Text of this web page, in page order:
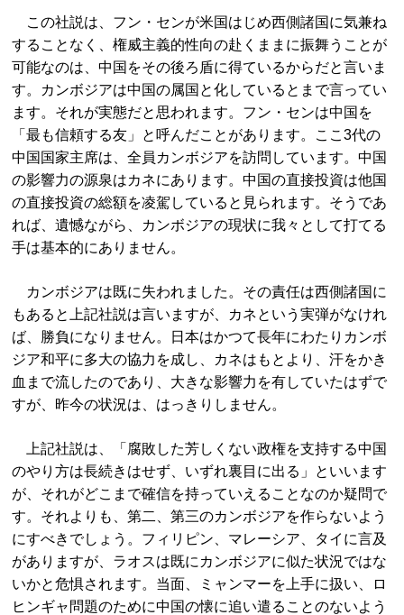
この社説は、フン・センが米国はじめ西側諸国に気兼ね
することなく、権威主義的性向の赴くままに振舞うことが
可能なのは、中国をその後ろ盾に得ているからだと言いま
す。カンボジアは中国の属国と化しているとまで言ってい
ます。それが実態だと思われます。フン・センは中国を
「最も信頼する友」と呼んだことがあります。ここ3代の
中国国家主席は、全員カンボジアを訪問しています。中国
の影響力の源泉はカネにあります。中国の直接投資は他国
の直接投資の総額を凌駕していると見られます。そうであ
れば、遺憾ながら、カンボジアの現状に我々として打てる
手は基本的にありません。
カンボジアは既に失われました。その責任は西側諸国に
もあると上記社説は言いますが、カネという実弾がなけれ
ば、勝負になりません。日本はかつて長年にわたりカンボ
ジア和平に多大の協力を成し、カネはもとより、汗をかき
血まで流したのであり、大きな影響力を有していたはずで
すが、昨今の状況は、はっきりしません。
上記社説は、「腐敗した芳しくない政権を支持する中国
のやり方は長続きはせず、いずれ裏目に出る」といいます
が、それがどこまで確信を持っていえることなのか疑問で
す。それよりも、第二、第三のカンボジアを作らないよう
にすべきでしょう。フィリピン、マレーシア、タイに言及
がありますが、ラオスは既にカンボジアに似た状況ではな
いかと危惧されます。当面、ミャンマーを上手に扱い、ロ
ヒンギャ問題のために中国の懐に追い遣ることのないよう